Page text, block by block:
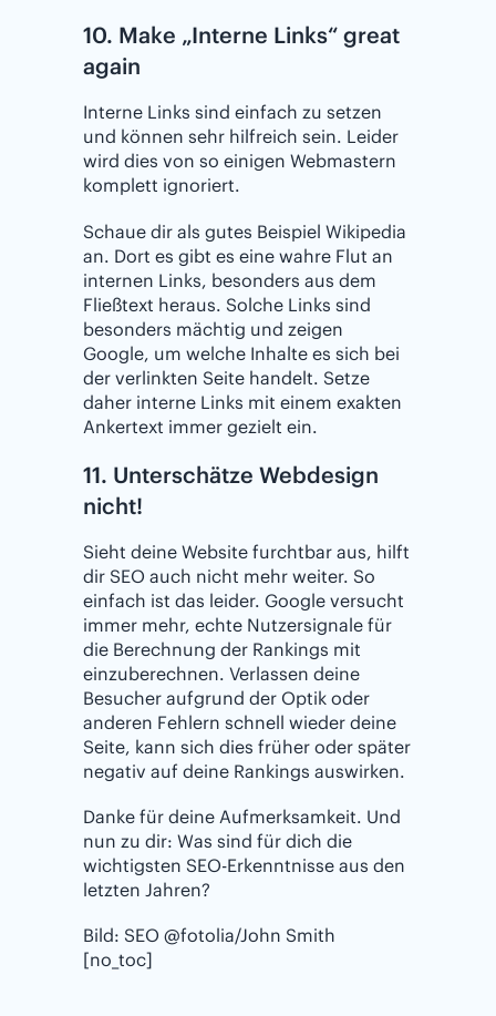
10. Make „Interne Links“ great
again
Interne Links sind einfach zu setzen
und können sehr hilfreich sein. Leider
wird dies von so einigen Webmastern
komplett ignoriert.
Schaue dir als gutes Beispiel Wikipedia
an. Dort es gibt es eine wahre Flut an
internen Links, besonders aus dem
Fließtext heraus. Solche Links sind
besonders mächtig und zeigen
Google, um welche Inhalte es sich bei
der verlinkten Seite handelt. Setze
daher interne Links mit einem exakten
Ankertext immer gezielt ein.
11. Unterschätze Webdesign
nicht!
Sieht deine Website furchtbar aus, hilft
dir SEO auch nicht mehr weiter. So
einfach ist das leider. Google versucht
immer mehr, echte Nutzersignale für
die Berechnung der Rankings mit
einzuberechnen. Verlassen deine
Besucher aufgrund der Optik oder
anderen Fehlern schnell wieder deine
Seite, kann sich dies früher oder später
negativ auf deine Rankings auswirken.
Danke für deine Aufmerksamkeit. Und
nun zu dir: Was sind für dich die
wichtigsten SEO-Erkenntnisse aus den
letzten Jahren?
Bild: SEO @fotolia/John Smith
[no_toc]